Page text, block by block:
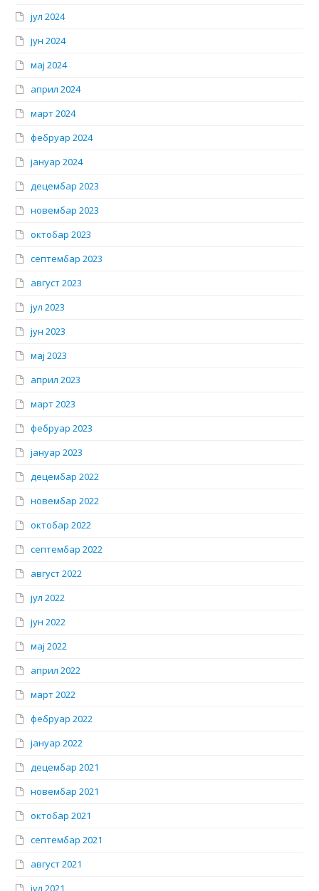
јул 2024
јун 2024
мај 2024
април 2024
март 2024
фебруар 2024
јануар 2024
децембар 2023
новембар 2023
октобар 2023
септембар 2023
август 2023
јул 2023
јун 2023
мај 2023
април 2023
март 2023
фебруар 2023
јануар 2023
децембар 2022
новембар 2022
октобар 2022
септембар 2022
август 2022
јул 2022
јун 2022
мај 2022
април 2022
март 2022
фебруар 2022
јануар 2022
децембар 2021
новембар 2021
октобар 2021
септембар 2021
август 2021
јул 2021